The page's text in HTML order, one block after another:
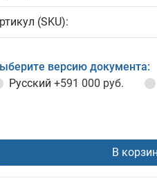
(SKU):
версию документа:
Русский +591 000 руб.
В